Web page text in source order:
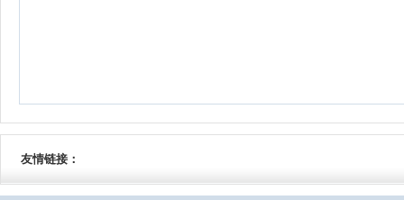
友情链接：